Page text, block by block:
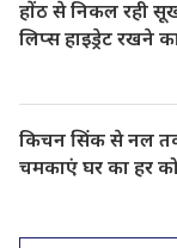
होंठ से निकल रही
लिप्स हाइड्रेट रखने
किचन सिंक से नल
चमकाएं घर का हर